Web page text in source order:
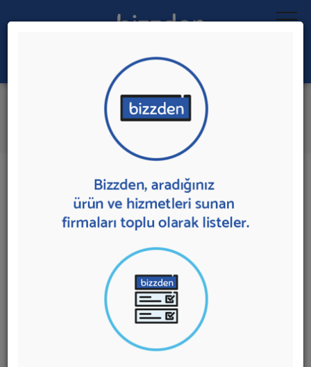
Ara:
Sanal Ofis
İlk 1 Firmadan Teklif İste
1 sonuç bulundu.
Elmadağ'daSanal Ofis
sunan firmalar
aşağıda listelenmektedir.Sanal Ofis
teklifi almak için
listeden seçim yapıp ya da "İlk 5 Firmadan Teklif İste"
kısmından toplu olarak teklif talebinizi firmalara
aktarabilirsiniz.